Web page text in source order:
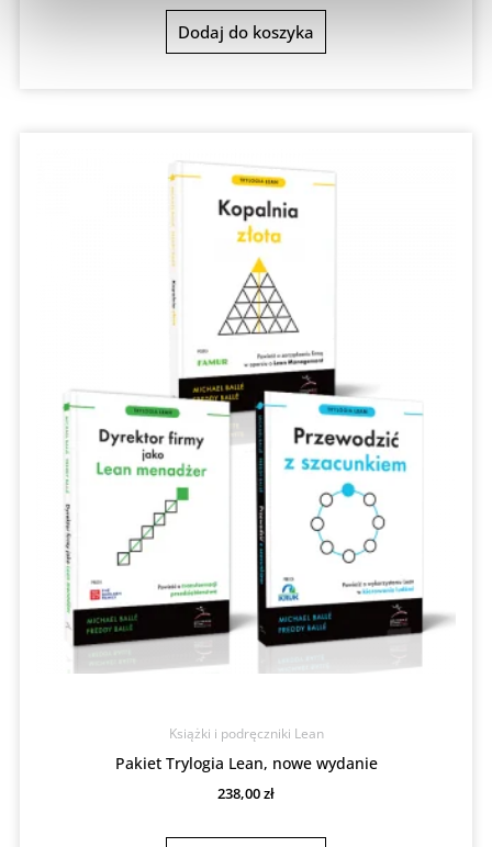
Dodaj do koszyka
Książki i podręczniki Lean
Pakiet Trylogia Lean, nowe wydanie
238,00zł